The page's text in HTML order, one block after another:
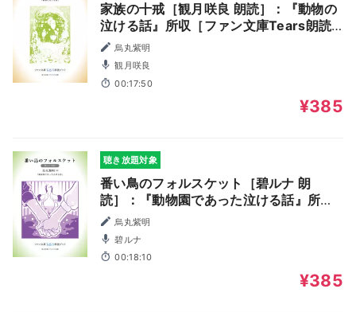
家族の十戒［観月咲良 朗読］：『動物の
泣ける話』所収［ファン文庫Tears朗読
ブック］
烏丸紫明
観月咲良
00:17:50
¥385
聴き放題対象
番い鳥のフォルスケット［碧ルナ 朗
読］：『動物園であった泣ける話』所収
［ファン文庫Tears朗読ブック］
烏丸紫明
碧ルナ
00:18:10
¥385